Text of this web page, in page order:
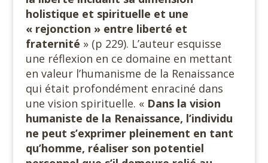
holistique et spirituelle et une
« rejonction » entre liberté et
fraternité » (p 229). L’auteur esquisse
une réflexion en ce domaine en mettant
en valeur l’humanisme de la Renaissance
qui était profondément enraciné dans
une vision spirituelle. « Dans la vision
humaniste de la Renaissance, l’individu
ne peut s’exprimer pleinement en tant
qu’homme, réaliser son potentiel